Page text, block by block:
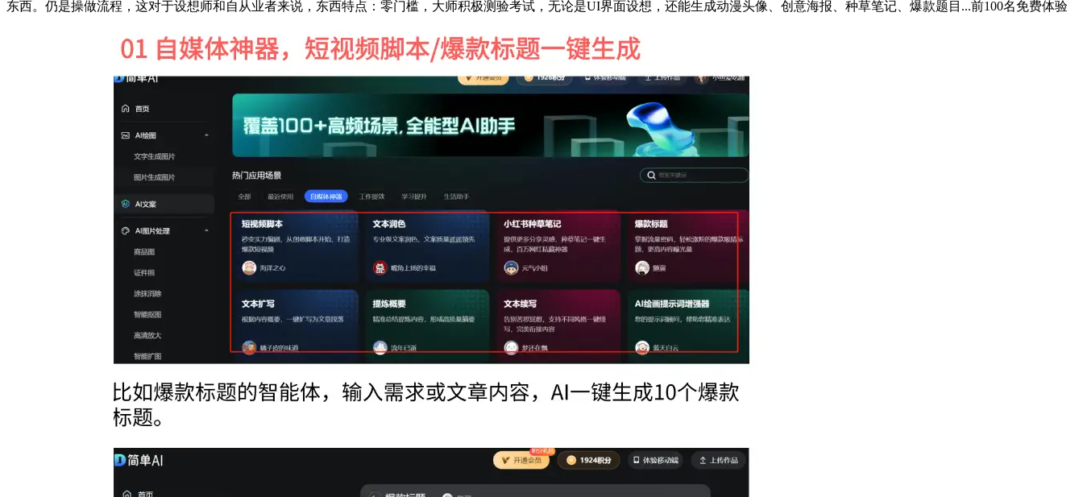
东西。仍是操做流程，这对于设想师和自从业者来说，东西特点：零门槛，大师积极测验考试，无论是UI界面设想，还能生成动漫头像、创意海报、种草笔记、爆款题目...前100名免费体验